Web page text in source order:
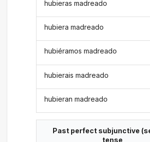
hubieras madreado
hubiera madreado
hubiéramos madreado
hubierais madreado
hubieran madreado
Past perfect subjunctive
tense